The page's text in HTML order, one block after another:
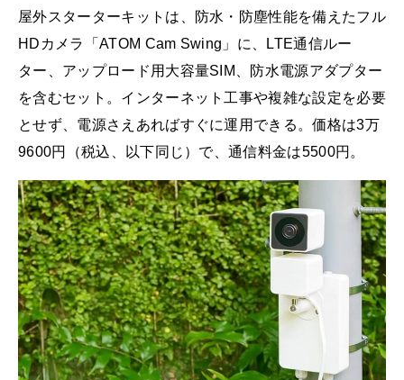
屋外スターターキットは、防水・防塵性能を備えたフル
HDカメラ「ATOM Cam Swing」に、LTE通信ルー
ター、アップロード用大容量SIM、防水電源アダプター
を含むセット。インターネット工事や複雑な設定を必要
とせず、電源さえあればすぐに運用できる。価格は3万
9600円（税込、以下同じ）で、通信料金は5500円。